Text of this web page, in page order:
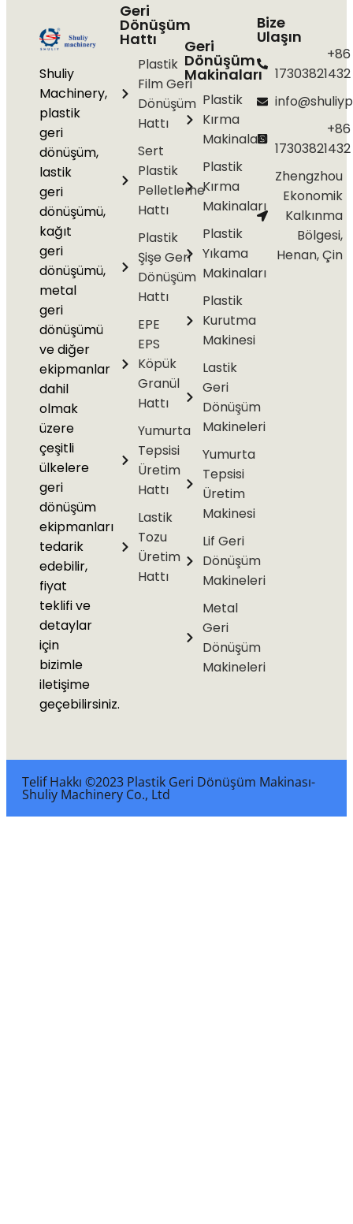
Shuliy
Machinery,
plastik
geri
dönüşüm,
lastik
geri
dönüşümü,
kağıt
geri
dönüşümü,
metal
geri
dönüşümü
ve diğer
ekipmanlar
dahil
olmak
üzere
çeşitli
ülkelere
geri
dönüşüm
ekipmanları
tedarik
edebilir,
fiyat
teklifi ve
detaylar
için
bizimle
iletişime
geçebilirsiniz.
Geri
Dönüşüm
Hattı
Plastik
Film Geri
Dönüşüm
Hattı
Sert
Plastik
Pelletleme
Hattı
Plastik
Şişe Geri
Dönüşüm
Hattı
EPE
EPS
Köpük
Granül
Hattı
Yumurta
Tepsisi
Üretim
Hattı
Lastik
Tozu
Üretim
Hattı
Geri
Dönüşüm
Makinaları
Plastik
Kırma
Makinaları
Plastik
Kırma
Makinaları
Plastik
Yıkama
Makinaları
Plastik
Kurutma
Makinesi
Lastik
Geri
Dönüşüm
Makineleri
Yumurta
Tepsisi
Üretim
Makinesi
Lif Geri
Dönüşüm
Makineleri
Metal
Geri
Dönüşüm
Makineleri
Bize
Ulaşın
+86
17303821432
+86
17303821432
Zhengzhou
Ekonomik
Kalkınma
Bölgesi,
Henan, Çin
Telif Hakkı ©2023 Plastik Geri Dönüşüm Makinası-
Shuliy Machinery Co., Ltd